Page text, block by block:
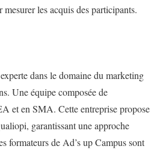
les acquis des participants.
dans le domaine du marketing
Une équipe composée de
et en SMA. Cette entreprise propose
garantissant une approche
formateurs de Ad’s up Campus sont